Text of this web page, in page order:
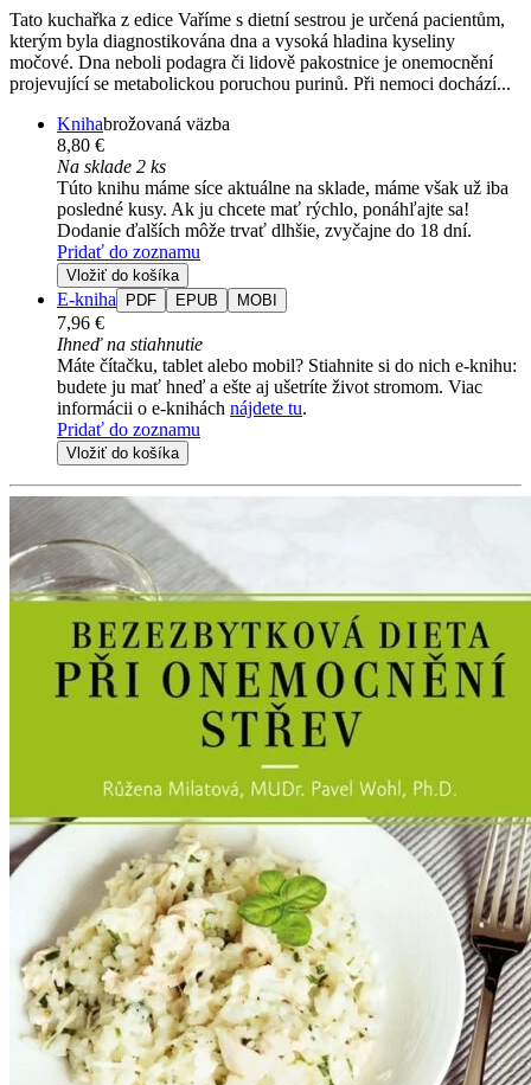
Tato kuchařka z edice Vaříme s dietní sestrou je určená pacientům,
kterým byla diagnostikována dna a vysoká hladina kyseliny
močové. Dna neboli podagra či lidově pakostnice je onemocnění
projevující se metabolickou poruchou purinů. Při nemoci dochází...
Knihabrožovaná väzba
8,80 €
Na sklade 2 ks
Túto knihu máme síce aktuálne na sklade, máme však už iba
posledné kusy. Ak ju chcete mať rýchlo, ponáhľajte sa!
Dodanie ďalších môže trvať dlhšie, zvyčajne do 18 dní.
Pridať do zoznamu
Vložiť do košíka
E-kniha PDF EPUB MOBI
7,96 €
Ihneď na stiahnutie
Máte čítačku, tablet alebo mobil? Stiahnite si do nich e-knihu:
budete ju mať hneď a ešte aj ušetríte život stromom. Viac
informácii o e-knihách nájdete tu.
Pridať do zoznamu
Vložiť do košíka